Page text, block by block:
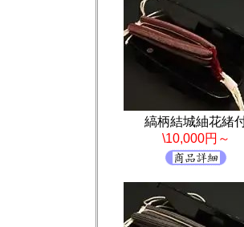
縞柄結城紬花緒
\10,000円～